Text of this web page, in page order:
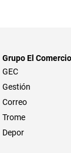
Grupo El Comercio
GEC
Gestión
Correo
Trome
Depor